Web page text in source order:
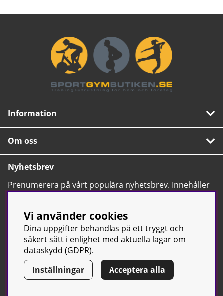
Information
Om oss
Nyhetsbrev
Prenumerera på vårt populära nyhetsbrev. Innehåller
tips, nyheter och våra allra bästa erbjudanden.
© Sport & Gym Butiken JTC AB | Kontakta oss| All rights reserved
| Org.nr: 556668-7058 | Tel: 0500-42 87 00
Vi använder cookies
Dina uppgifter behandlas på ett tryggt och
säkert sätt i enlighet med aktuella lagar om
dataskydd (GDPR).
Inställningar
Acceptera alla